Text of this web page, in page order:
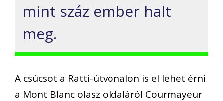
mint száz ember halt
meg.
A csúcsot a Ratti-útvonalon is el lehet érni
a Mont Blanc olasz oldaláról Courmayeur